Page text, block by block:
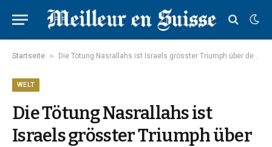
Startseite » Die Tötung Nasrallahs ist Israels grösster Triumph über den Hizbullah – nun werden die Karten in Nahost neu gemischt
WELT
Die Tötung Nasrallahs ist
Israels grösster Triumph über